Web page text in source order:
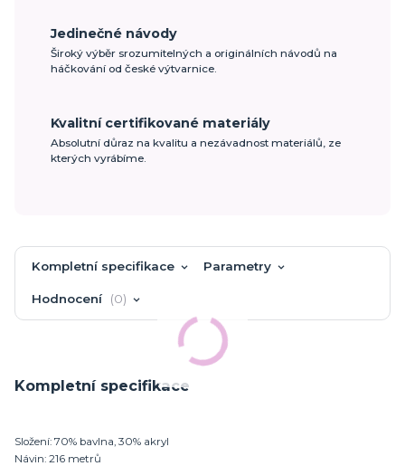
Jedinečné návody
Široký výběr srozumitelných a originálních návodů na
háčkování od české výtvarnice.
Kvalitní certifikované materiály
Absolutní důraz na kvalitu a nezávadnost materiálů, ze
kterých vyrábíme.
Kompletní specifikace Parametry
Hodnocení 0
Kompletní specifikace
Složení: 70% bavlna, 30% akryl
Návin: 216 metrů